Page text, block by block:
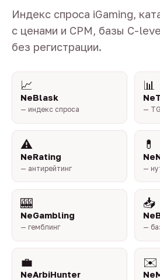
Индекс спроса iGaming,
с ценами и CPM, базы C-
без регистрации.
📈
NeBlask
— индекс спроса
📊
—
⚠️
NeRating
— антирейтинг
💊
—
🎰
NeGambling
— гемблинг
📥
—
💼
NeArbiHunter
✉️